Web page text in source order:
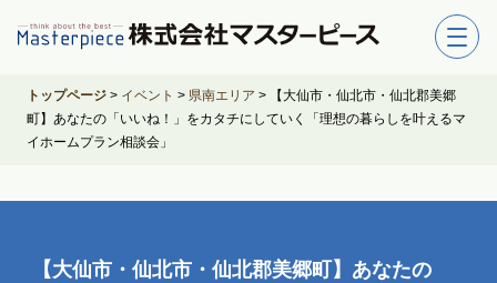
トップページ > イベント > 県南エリア >
【大仙市・仙北市・仙北郡美郷
町】あなたの「いいね！」をカタチにしていく「理想の暮らしを叶えるマ
イホームプラン相談会」
【大仙市・仙北市・仙北郡美郷町】あなたの